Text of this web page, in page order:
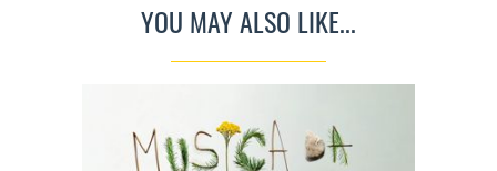
YOU MAY ALSO LIKE...